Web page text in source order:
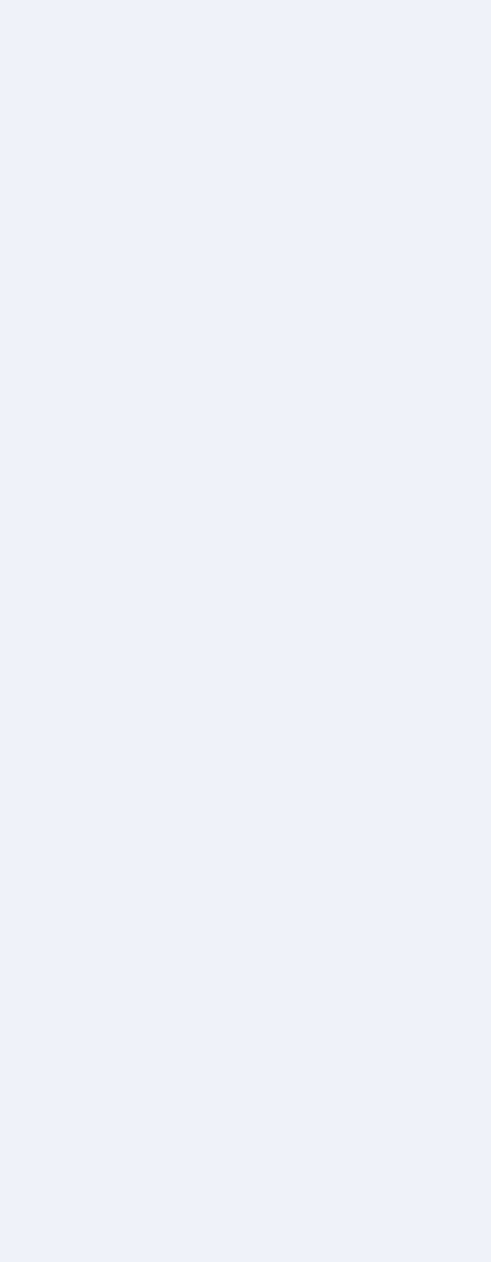
【ひろゆき】借金1億円あり
ムームードメイン 2月のおす
FRONTIER スーパーセール
英語が「聞こえる・分かる・
【海外ツアー完全ガイド】ア
梅干しを毎日食べたらどうな
ブルーベリーを毎日食べた
バナナを毎日食べたらどうな
かいまき（掻巻き）超完全ガ
【最新版】掛け布団の選び方“